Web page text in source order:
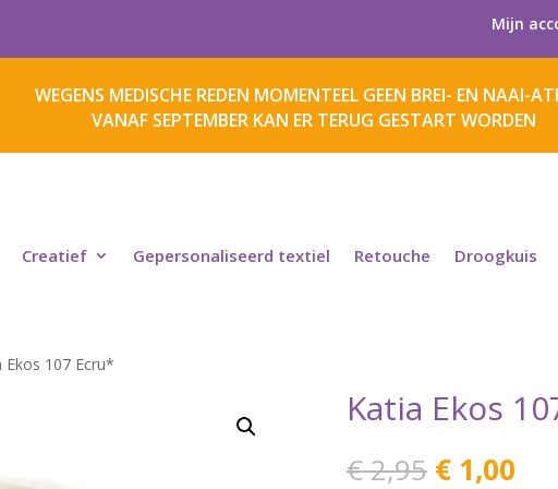
Mijn
WEGENS MEDISCHE REDEN MOMENTEEL GEEN BREI- EN NAAI-
VANAF SEPTEMBER KAN ER TERUG GESTART WORDEN
Creatief Gepersonaliseerd textiel Retouche Droogkuis
Ekos 107 Ecru*
Katia Ekos
€2,95 €1,00